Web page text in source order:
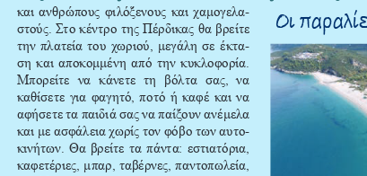
και ανθρώπους φιλόξενους και χαμογελα-
στούς. Στο κέντρο της Πέρδικας θα βρείτε
την πλατεία του χωριού, μεγάλη σε έκτα-
ση και αποκομμένη από την κυκλοφορία.
Μπορείτε  να  κάνετε  τη  βόλτα  σας,  να
καθίσετε για φαγητό, ποτό ή καφέ και να
αφήσετε τα παιδιά σας να παίξουν ανέμελα
και με ασφάλεια χωρίς τον φόβο των αυτο-
κινήτων. Θα βρείτε τα πάντα: εστιατόρια,
καφετέριες, μπαρ, ταβέρνες, παντοπωλεία,
Οι